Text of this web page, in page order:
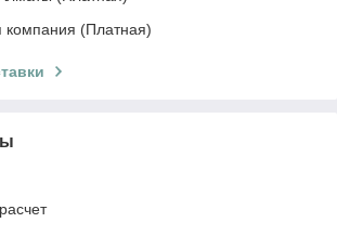
компания (Платная)